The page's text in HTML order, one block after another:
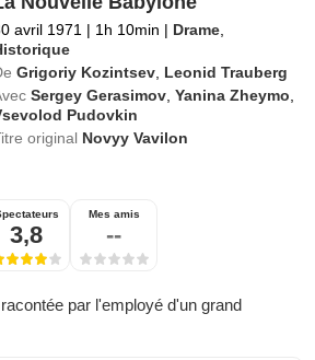
avril 1971 | 1h 10min | Drame
Grigoriy Kozintsev Leonid Trauberg
Sergey Gerasimov ,Yanina Zheymo
Pudovkin
original Novyy Vavilon
3,8
Mes amis
--
par l'employé d'un grand